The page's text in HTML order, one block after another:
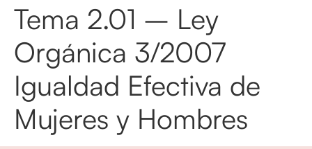
Tema 2.01 – Ley
Orgánica 3/2007
Igualdad Efectiva de
Mujeres y Hombres